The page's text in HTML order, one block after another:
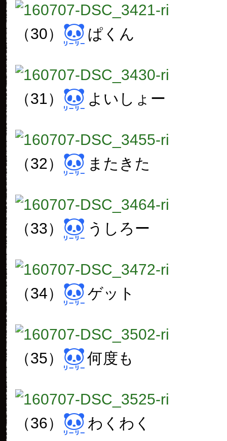
（30） ぱくん
（31） よいしょー
（32） またきた
（33） うしろー
（34） ゲット
（35） 何度も
（36） わくわく